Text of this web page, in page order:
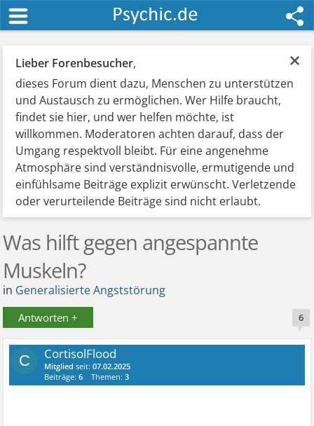
×
Lieber Forenbesucher,
dieses Forum dient dazu, Menschen zu unterstützen
und Austausch zu ermöglichen. Wer Hilfe braucht,
findet sie hier, und wer helfen möchte, ist
willkommen. Moderatoren achten darauf, dass der
Umgang respektvoll bleibt. Für eine angenehme
Atmosphäre sind verständnisvolle, ermutigende und
einfühlsame Beiträge explizit erwünscht. Verletzende
oder verurteilende Beiträge sind nicht erlaubt.
Was hilft gegen angespannte
Muskeln?
in Generalisierte Angststörung
Antworten + 6
C CortisolFlood
Mitglied seit:07.02.2025
Beiträge:6 Themen:3